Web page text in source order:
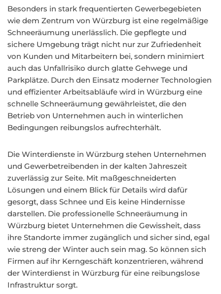
Besonders in stark frequentierten Gewerbegebieten
wie dem Zentrum von Würzburg ist eine regelmäßige
Schneeräumung unerlässlich. Die gepflegte und
sichere Umgebung trägt nicht nur zur Zufriedenheit
von Kunden und Mitarbeitern bei, sondern minimiert
auch das Unfallrisiko durch glatte Gehwege und
Parkplätze. Durch den Einsatz moderner Technologien
und effizienter Arbeitsabläufe wird in Würzburg eine
schnelle Schneeräumung gewährleistet, die den
Betrieb von Unternehmen auch in winterlichen
Bedingungen reibungslos aufrechterhält.
Die Winterdienste in Würzburg stehen Unternehmen
und Gewerbetreibenden in der kalten Jahreszeit
zuverlässig zur Seite. Mit maßgeschneiderten
Lösungen und einem Blick für Details wird dafür
gesorgt, dass Schnee und Eis keine Hindernisse
darstellen. Die professionelle Schneeräumung in
Würzburg bietet Unternehmen die Gewissheit, dass
ihre Standorte immer zugänglich und sicher sind, egal
wie streng der Winter auch sein mag. So können sich
Firmen auf ihr Kerngeschäft konzentrieren, während
der Winterdienst in Würzburg für eine reibungslose
Infrastruktur sorgt.